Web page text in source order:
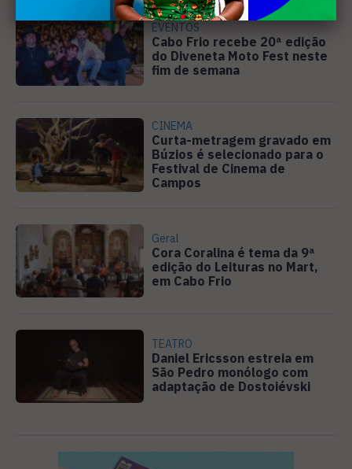
EVENTOS
Cabo Frio recebe 20ª edição
do Diveneta Moto Fest neste
fim de semana
CINEMA
Curta-metragem gravado em
Búzios é selecionado para o
Festival de Cinema de
Campos
Geral
Cora Coralina é tema da 9ª
edição do Leituras no Mart,
em Cabo Frio
TEATRO
Daniel Ericsson estreia em
São Pedro monólogo com
adaptação de Dostoiévski